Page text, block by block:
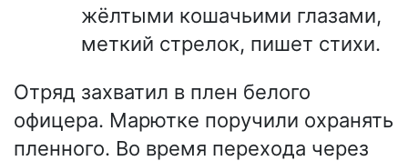
жёлтыми кошачьими глазами,
меткий стрелок, пишет стихи.
Отряд захватил в плен белого
офицера. Марютке поручили охранять
пленного. Во время перехода через